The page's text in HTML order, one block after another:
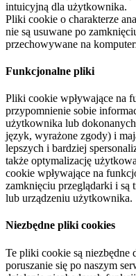
intuicyjną dla użytkownika.
Pliki cookie o charakterze
nie są usuwane po
przechowywane na
Funkcjonalne pliki
Pliki cookie wpływające na
przypomnienie sobie
użytkownika lub
język, wyrażone zgody) i
lepszych i bardziej
także optymalizację
cookie wpływające na
zamknięciu przeglądarki i są
lub urządzeniu użytkownika.
Niezbędne pliki cookies
Te pliki cookie są niezbędne
poruszanie się po naszym